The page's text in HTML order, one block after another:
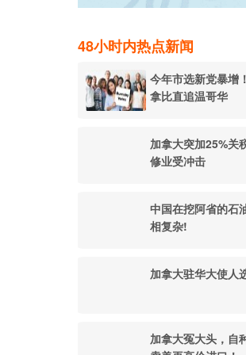
48小时内热点新闻
今年市选新党暴增
拿比直追温哥华
加拿大突加25%关
修业受冲击
中国在挖阿省的石
相复杂!
加拿大驻华大使人
加拿大冤大头，自